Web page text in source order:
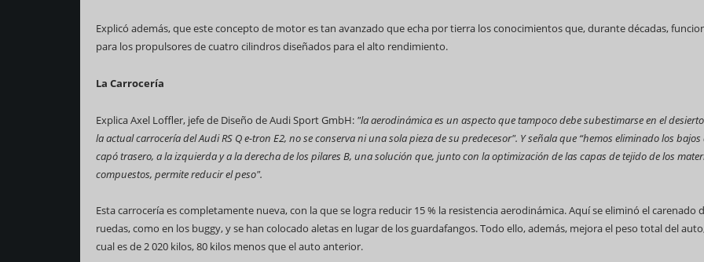
Explicó además, que este concepto de motor es tan avanzado que echa por tierra los conocimientos que, durante décadas,
para los propulsores de cuatro cilindros diseñados para el alto rendimiento.
La Carrocería
Explica Axel Loffler, jefe de Diseño de Audi Sport GmbH: "la aerodinámica es un aspecto que tampoco debe subestimarse en el
la actual carrocería del Audi RS Q e-tron E2, no se conserva ni una sola pieza de su predecesor". Y señala que “hemos eliminado los bajos
capó trasero, a la izquierda y a la derecha de los pilares B, una solución que, junto con la optimización de las capas de tejido de los
compuestos, permite reducir el peso".
Esta carrocería es completamente nueva, con la que se logra reducir 15 % la resistencia aerodinámica. Aquí se eliminó el carenado
ruedas, como en los buggy, y se han colocado aletas en lugar de los guardafangos. Todo ello, además, mejora el peso total del
cual es de 2 020 kilos, 80 kilos menos que el auto anterior.